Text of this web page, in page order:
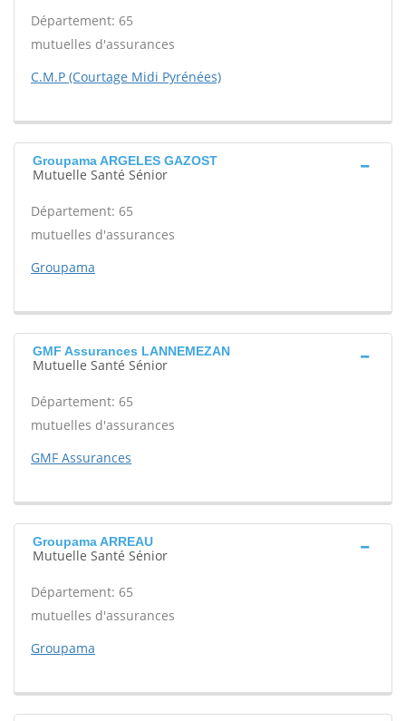
Département: 65
mutuelles d'assurances
C.M.P (Courtage Midi Pyrénées)
Groupama ARGELES GAZOST
Mutuelle Santé Sénior
Département: 65
mutuelles d'assurances
Groupama
GMF Assurances LANNEMEZAN
Mutuelle Santé Sénior
Département: 65
mutuelles d'assurances
GMF Assurances
Groupama ARREAU
Mutuelle Santé Sénior
Département: 65
mutuelles d'assurances
Groupama